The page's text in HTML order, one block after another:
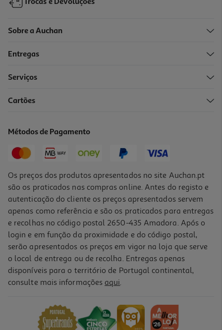
4.5
Ração Para Gato Ultima Esterilizado Com Frango 1.5kg
13,29 €
Trocas e Devoluções
Sobre a Auchan
Entregas
Serviços
Cartões
Métodos de Pagamento
Os preços dos produtos apresentados no site Auchan.pt
são os praticados nas compras online. Antes do registo e
autenticação do cliente os preços apresentados servem
apenas como referência e são os praticados para entregas
e recolhas no código postal 2650-435 Amadora. Após o
login e em função da proximidade e do código postal,
serão apresentados os preços em vigor na loja que serve
o local de entrega ou de recolha. Entregas apenas
disponíveis para o território de Portugal continental,
consulte mais informações aqui.